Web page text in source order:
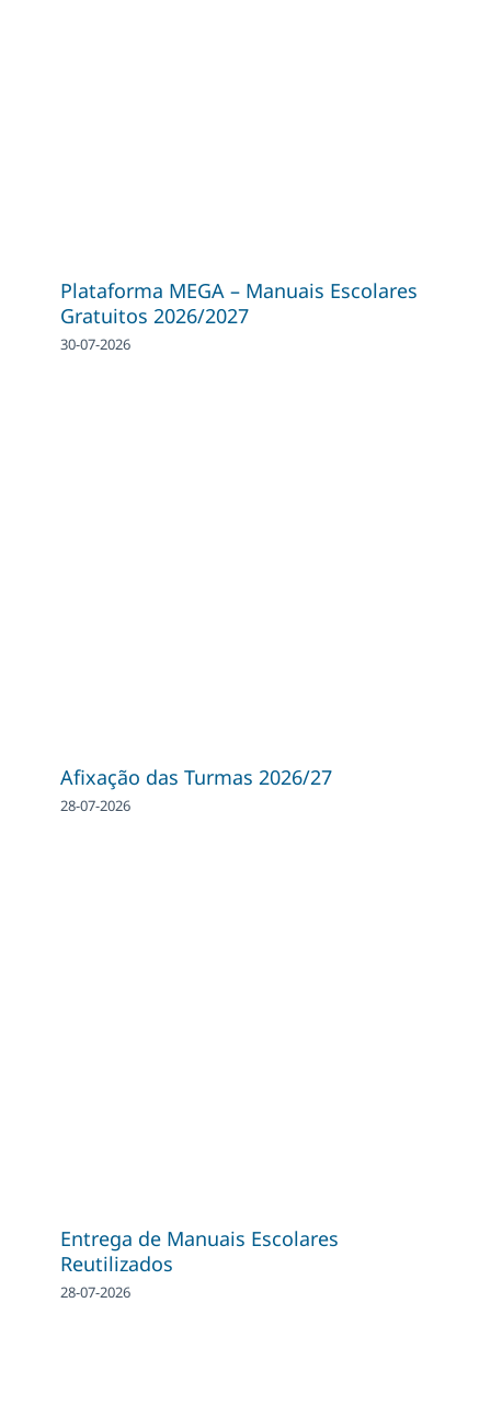
Plataforma MEGA – Manuais Escolares
Gratuitos 2026/2027
30-07-2026
Afixação das Turmas 2026/27
28-07-2026
Entrega de Manuais Escolares
Reutilizados
28-07-2026